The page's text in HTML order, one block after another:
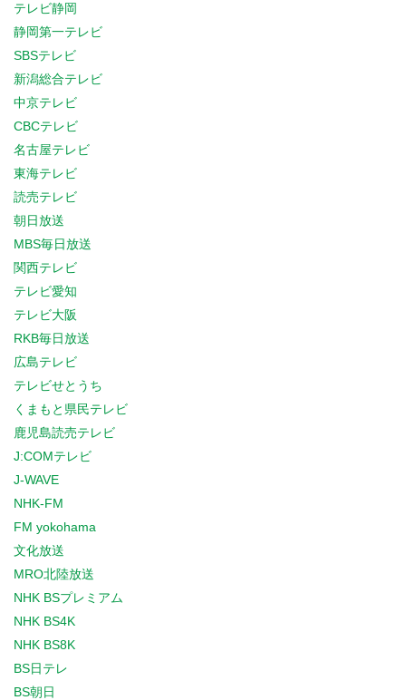
テレビ静岡
静岡第一テレビ
SBSテレビ
新潟総合テレビ
中京テレビ
CBCテレビ
名古屋テレビ
東海テレビ
読売テレビ
朝日放送
MBS毎日放送
関西テレビ
テレビ愛知
テレビ大阪
RKB毎日放送
広島テレビ
テレビせとうち
くまもと県民テレビ
鹿児島読売テレビ
J:COMテレビ
J-WAVE
NHK-FM
FM yokohama
文化放送
MRO北陸放送
NHK BSプレミアム
NHK BS4K
NHK BS8K
BS日テレ
BS朝日